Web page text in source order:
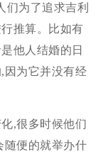
们为了追求吉利
推算。比如有
他人结婚的日
因为它并没有经
,很多时候他们
随便的就举办什